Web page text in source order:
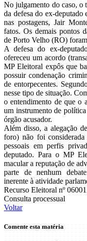
No julgamento do caso, o
da defesa do ex-deputado
nas postagens, Jair
fatos. Os demais pontos
de Porto Velho (RO)
A defesa do ex-
ofereceu um acordo
MP Eleitoral expôs que
possuir condenação
de entorpecentes.
nesse tipo de situação.
o entendimento de que o
um instrumento de
órgão acusador.
Além disso, a alegação
foro) não foi considerada
pessoais em perfis
deputado. Para o MP
macular a reputação de
parte de nenhum
inerente à atividade
Recurso Eleitoral nº
Consulta processual
Voltar
Comente esta matéria